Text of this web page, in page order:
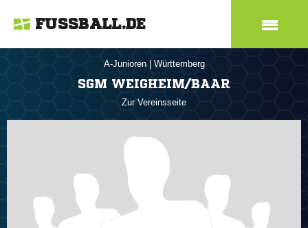
FUSSBALL.DE
A-Junioren Württemberg
SGM WEIGHEIM/BAAR
Zur Vereinsseite